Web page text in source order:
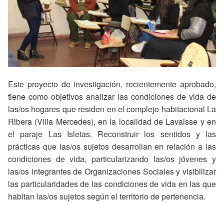
Este proyecto de investigación, recientemente aprobado,
tiene como objetivos analizar las condiciones de vida de
las/os hogares que residen en el complejo habitacional La
Ribera (Villa Mercedes), en la localidad de Lavaisse y en
el paraje Las Isletas. Reconstruir los sentidos y las
prácticas que las/os sujetos desarrollan en relación a las
condiciones de vida, particularizando las/os jóvenes y
las/os integrantes de Organizaciones Sociales y visibilizar
las particularidades de las condiciones de vida en las que
habitan las/os sujetos según el territorio de pertenencia.